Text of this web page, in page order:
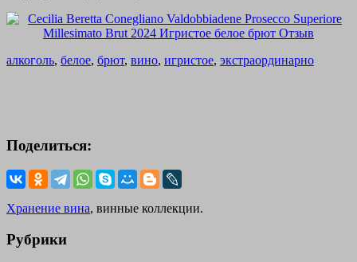
алкоголь, белое, брют, вино, игристое, экстраординарно
Поделиться:
Хранение вина, винные коллекции.
Рубрики